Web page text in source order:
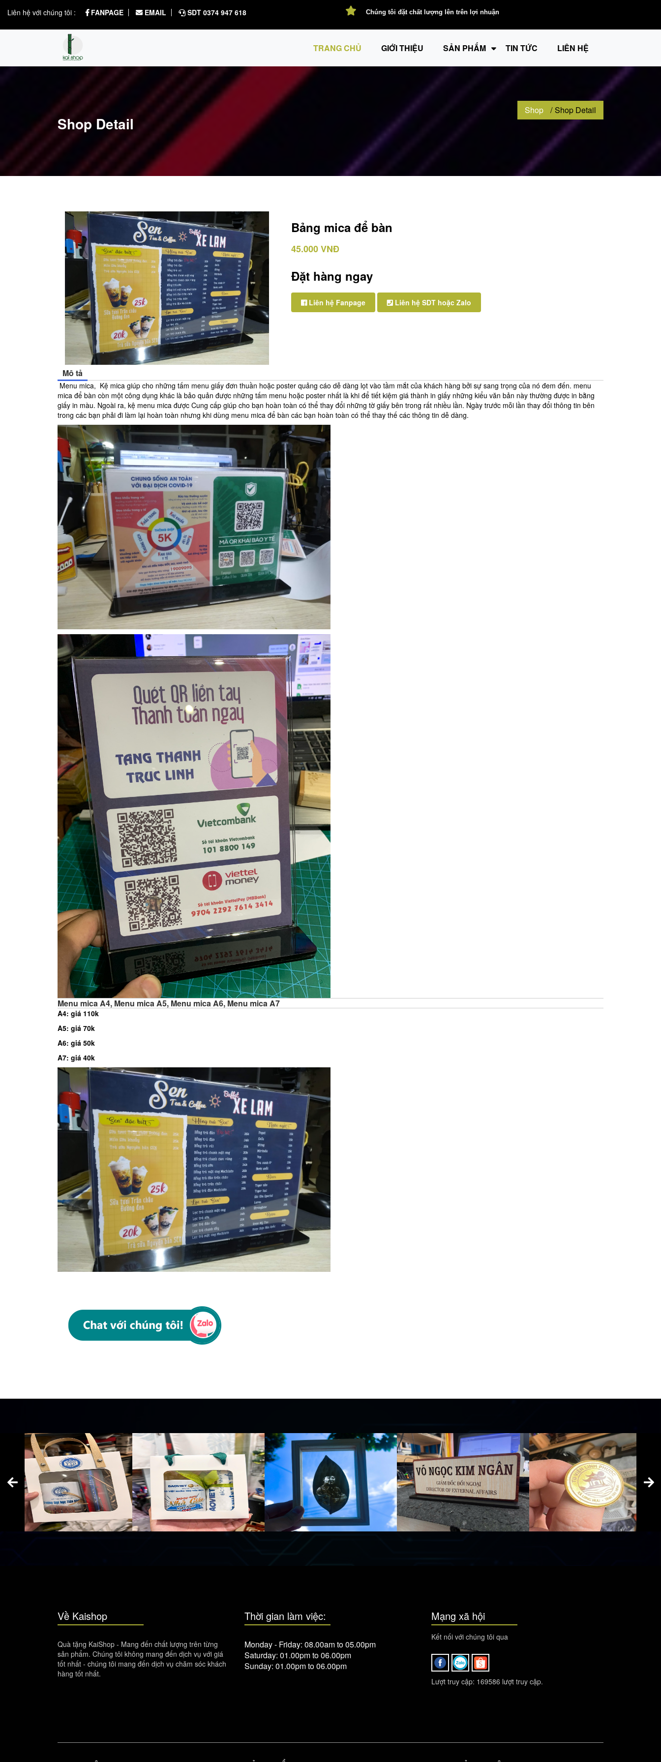
Liên hệ với chúng tôi : FANPAGE EMAIL SDT 0374 947 618
TRANG CHỦ GIỚI THIỆU SẢN PHẨM TIN TỨC LIÊN HỆ
Shop Detail
Shop Shop Detail
Bảng mica để bàn
45.000 VNĐ
Đặt hàng ngay
Liên hệ Fanpage Liên hệ SDT hoặc Zalo
Mô tả
Menu mica, Kệ mica giúp cho những tấm menu giấy đơn thuần hoặc poster quảng cáo dễ dàng lọt vào tầm mắt của khách hàng bởi sự sang trọng của nó đem đến. menu
mica để bàn còn một công dụng khác là bảo quản được những tấm menu hoặc poster nhất là khi để tiết kiệm giá thành in giấy những kiểu văn bản này thường được in bằng
giấy in màu. Ngoài ra, kệ menu mica được Cung cấp giúp cho bạn hoàn toàn có thể thay đổi những tờ giấy bên trong rất nhiều lần. Ngày trước mỗi lần thay đổi thông tin bên
trong các bạn phải đi làm lại hoàn toàn nhưng khi dùng menu mica để bàn các bạn hoàn toàn có thể thay thế các thông tin dễ dàng.
Menu mica A4, Menu mica A5, Menu mica A6, Menu mica A7
A4: giá 110k
A5: giá 70k
A6: giá 50k
A7: giá 40k
Về Kaishop
Quà tặng KaiShop - Mang đến chất lượng trên từng
sản phẩm. Chúng tôi không mang đến dịch vụ với giá
tốt nhất - chúng tôi mang đến dịch vụ chăm sóc khách
hàng tốt nhất.
Thời gian làm việc:
Monday - Friday: 08.00am to 05.00pm
Saturday: 01.00pm to 06.00pm
Sunday: 01.00pm to 06.00pm
Mạng xã hội
Kết nối với chúng tôi qua
Lượt truy cập: 169586 lượt truy cập.